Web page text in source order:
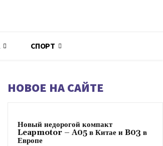
СПОРТ
НОВОЕ НА САЙТЕ
Новый недорогой компакт
Leapmotor – A05 в Китае и B03 в
Европе